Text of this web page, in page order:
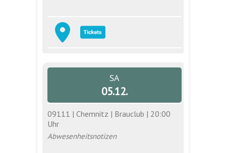
SA
05.12.
09111 | Chemnitz | Brauclub | 20:00
Uhr
Abwesenheitsnotizen